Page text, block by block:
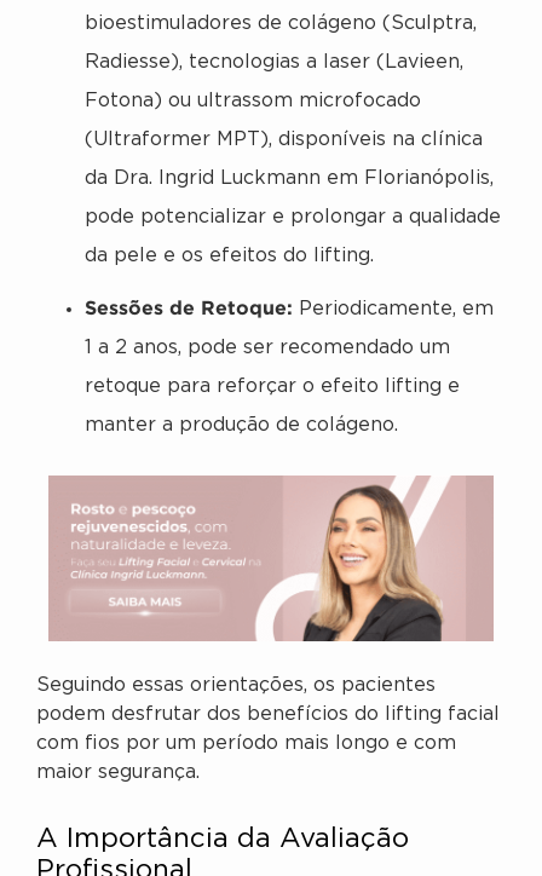
bioestimuladores de colágeno (Sculptra,
Radiesse), tecnologias a laser (Lavieen,
Fotona) ou ultrassom microfocado
(Ultraformer MPT), disponíveis na clínica
da Dra. Ingrid Luckmann em Florianópolis,
pode potencializar e prolongar a qualidade
da pele e os efeitos do lifting.
Sessões de Retoque: Periodicamente, em
1 a 2 anos, pode ser recomendado um
retoque para reforçar o efeito lifting e
manter a produção de colágeno.
Seguindo essas orientações, os pacientes
podem desfrutar dos benefícios do lifting facial
com fios por um período mais longo e com
maior segurança.
A Importância da Avaliação
Profissional